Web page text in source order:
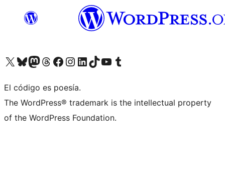
Visita nuestra cuenta de X (anteriormente Twitter)
Visita nuestra cuenta de Bluesky
Visita nuestra cuenta de Mastodon
Visita nuestra cuenta de Threads
Visita nuestra página de Facebook
Visita nuestra cuenta de Instagram
Visita nuestra cuenta de LinkedIn
Visita nuestra cuenta de TikTok
Visita nuestro canal de YouTube
Visita nuestra cuenta de Tumblr
El código es poesía.
The WordPress® trademark is the intellectual property
of the WordPress Foundation.